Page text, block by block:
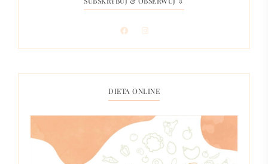
DIETA ONLINE